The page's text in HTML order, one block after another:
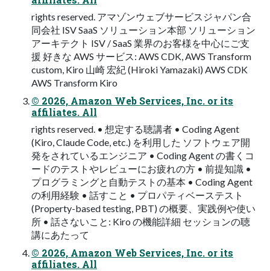
rights reserved. アマゾンウェブサービスジャパン合
同会社 ISV SaaS ソリューション本部 ソリューション
アーキテクト ISV / SaaS 業界のお客様を中⼼にご⽀
援 好きな AWS サービス: AWS CDK, AWS Transform
custom, Kiro ⼭崎 宏紀 (Hiroki Yamazaki) AWS CDK
AWS Transform Kiro
© 2026, Amazon Web Services, Inc. or its
affiliates. All
rights reserved. • 想定する聴講者 • Coding Agent
(Kiro, Claude Code, etc.) を利⽤した ソフトウェア開
発をされているエンジニア • Coding Agent の書くコ
ードのテストやレビューにお疲れの⽅ • 前提知識 •
プログラミングと⾃動テストの基本 • Coding Agent
の利⽤経験 • 話すこと • プロパティベーステスト
(Property-based testing, PBT) の概要、実践例や使い
所 • 話さないこと: Kiro の機能詳細 セッションの聴
講にあたって
© 2026, Amazon Web Services, Inc. or its
affiliates. All